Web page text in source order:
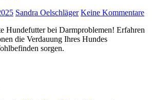
Sandra Oelschläger Keine Kommentare
Hundefutter bei Darmproblemen! Erfahren
die Verdauung Ihres Hundes
sorgen.